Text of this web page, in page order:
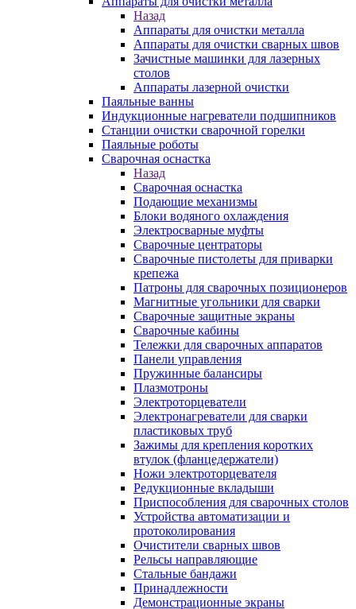
Назад
Аппараты для очистки металла
Аппараты для очистки сварных швов
Зачистные машинки для лазерных
столов
Аппараты лазерной очистки
Паяльные ванны
Индукционные нагреватели подшипников
Станции очистки сварочной горелки
Паяльные роботы
Сварочная оснастка
Назад
Сварочная оснастка
Подающие механизмы
Блоки водяного охлаждения
Электросварные муфты
Сварочные центраторы
Сварочные пистолеты для приварки
крепежа
Патроны для сварочных позиционеров
Магнитные угольники для сварки
Сварочные защитные экраны
Сварочные кабины
Тележки для сварочных аппаратов
Панели управления
Пружинные балансиры
Плазмотроны
Электроторцеватели
Электронагреватели для сварки
пластиковых труб
Зажимы для крепления коротких
втулок (фланцедержатели)
Ножи электроторцевателя
Редукционные вкладыши
Приспособления для сварочных столов
Устройства автоматизации и
протоколирования
Очистители сварных швов
Рельсы направляющие
Стальные бандажи
Принадлежности
Демонстрационные экраны